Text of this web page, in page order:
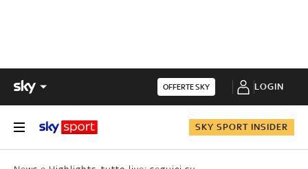
OFFERTE SKY LOGIN
SKY SPORT INSIDER